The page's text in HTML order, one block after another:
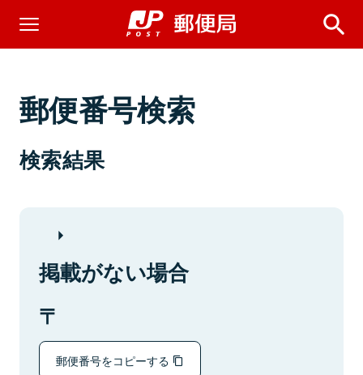
郵便番号検索
検索結果
掲載がない場合
郵便番号をコピーする